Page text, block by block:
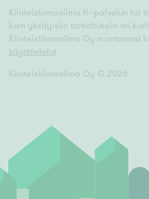
Hissi
Järvi- tai merinäköala
Maalämpö
Oma ranta
Senioriasunto
Kiinteistomaailma.fi -palvelun tai
kuin yksityisiin tarkoituksiin on
Kiinteistömaailma Oy:n antamaa
käyttöehdot
Kiinteistömaailma Oy © 2026